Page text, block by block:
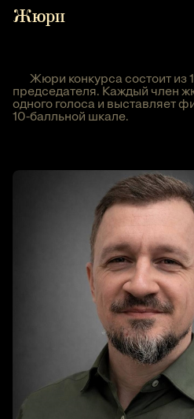
Жюри
Жюри конкурса состоит из
председателя. Каждый член
одного голоса и выставляет
10-балльной шкале.